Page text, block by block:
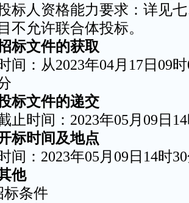
标人资格能力要求：详见
允许联合体投标。
文件的获取
：从2023年04月17日09时
文件的递交
时间：2023年05月09日14
时间及地点
：2023年05月09日14时
他
条件